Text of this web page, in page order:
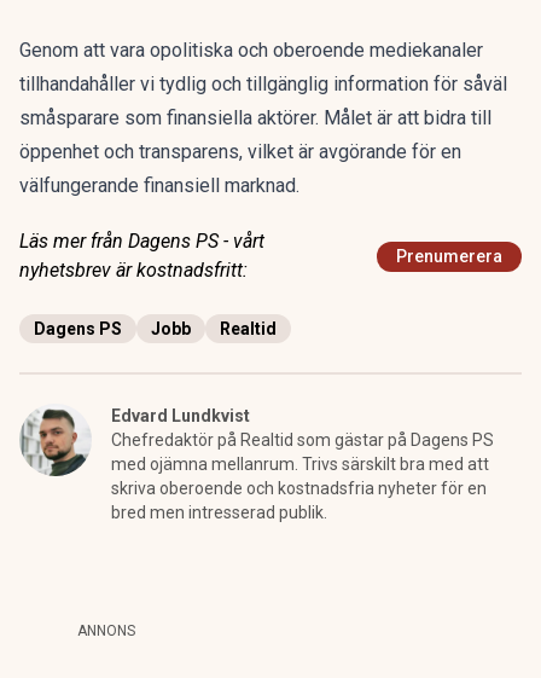
Genom att vara opolitiska och oberoende mediekanaler
tillhandahåller vi tydlig och tillgänglig information för såväl
småsparare som finansiella aktörer. Målet är att bidra till
öppenhet och transparens, vilket är avgörande för en
välfungerande finansiell marknad.
Läs mer från Dagens PS - vårt
nyhetsbrev är kostnadsfritt:
Prenumerera
Dagens PS Jobb Realtid
Edvard Lundkvist
Chefredaktör på Realtid som gästar på Dagens PS
med ojämna mellanrum. Trivs särskilt bra med att
skriva oberoende och kostnadsfria nyheter för en
bred men intresserad publik.
ANNONS